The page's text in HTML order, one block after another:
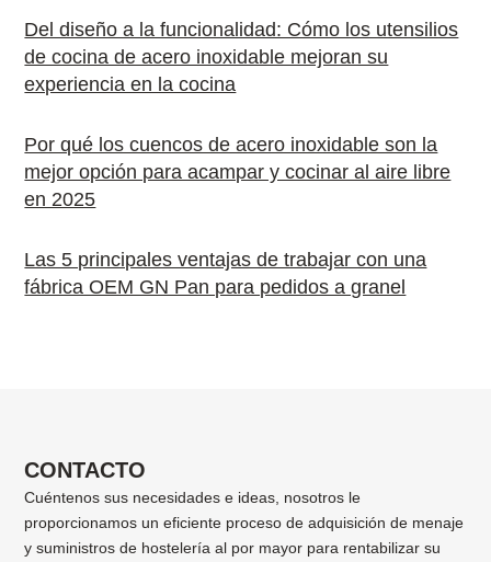
Del diseño a la funcionalidad: Cómo los utensilios
de cocina de acero inoxidable mejoran su
experiencia en la cocina
Por qué los cuencos de acero inoxidable son la
mejor opción para acampar y cocinar al aire libre
en 2025
Las 5 principales ventajas de trabajar con una
fábrica OEM GN Pan para pedidos a granel
CONTACTO
Cuéntenos sus necesidades e ideas, nosotros le
proporcionamos un eficiente proceso de adquisición de menaje
y suministros de hostelería al por mayor para rentabilizar su